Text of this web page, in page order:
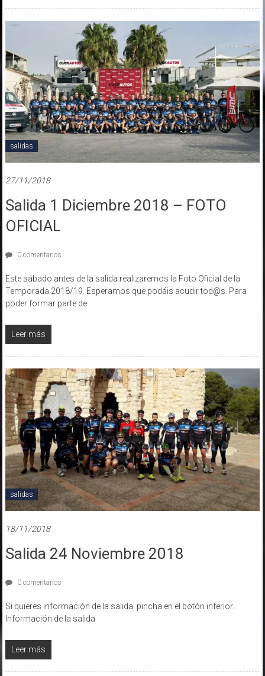
salidas
27/11/2018
Salida 1 Diciembre 2018 – FOTO
OFICIAL
0 comentarios
Este sábado antes de la salida realizaremos la Foto Oficial de la
Temporada 2018/19. Esperamos que podáis acudir tod@s. Para
poder formar parte de
Leer más
salidas
18/11/2018
Salida 24 Noviembre 2018
0 comentarios
Si quieres información de la salida, pincha en el botón inferior.
Información de la salida
Leer más